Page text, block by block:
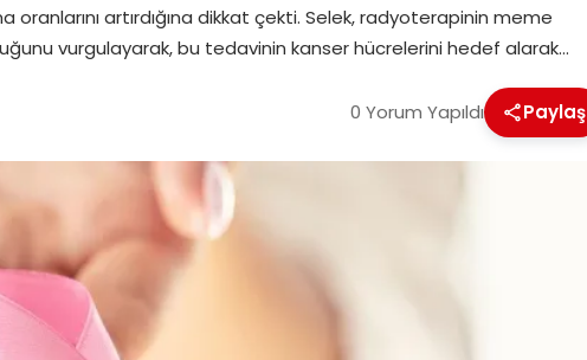
artırdığına dikkat çekti. Selek, radyoterapinin meme
vurgulayarak, bu tedavinin kanser hücrelerini hedef alarak…
0 Yorum Yapıldı Paylaş